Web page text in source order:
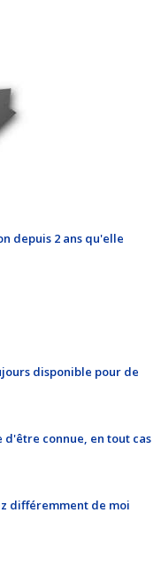
depuis 2 ans qu'elle
disponible pour de
d'être connue, en tout cas
différemment de moi